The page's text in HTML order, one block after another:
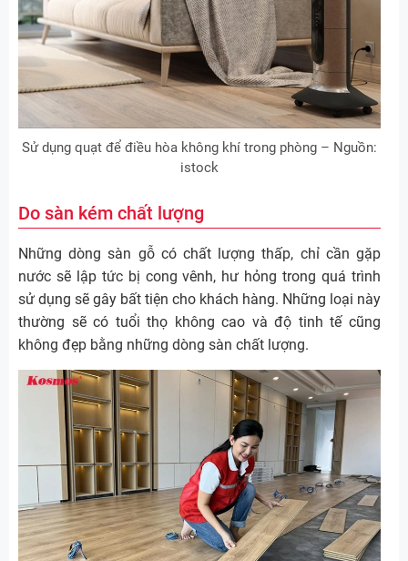
Sử dụng quạt để điều hòa không khí trong phòng – Nguồn:
istock
Do sàn kém chất lượng
Những dòng sàn gỗ có chất lượng thấp, chỉ cần gặp
nước sẽ lập tức bị cong vênh, hư hỏng trong quá trình
sử dụng sẽ gây bất tiện cho khách hàng. Những loại này
thường sẽ có tuổi thọ không cao và độ tinh tế cũng
không đẹp bằng những dòng sàn chất lượng.